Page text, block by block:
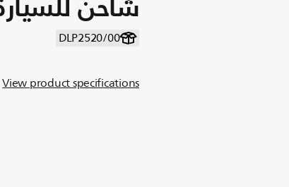
DLP2520/00
View product specifications